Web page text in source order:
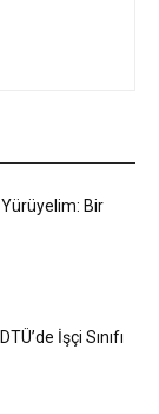
Yürüyelim: Bir
İşçi Sınıfı